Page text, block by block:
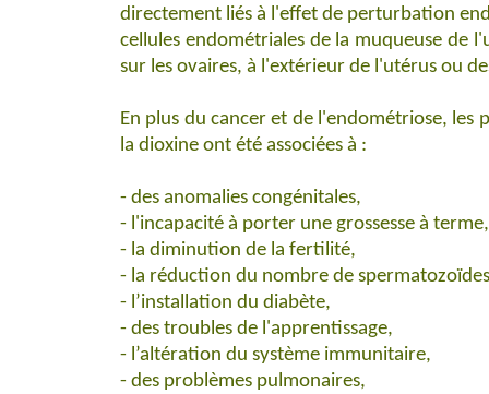
directement liés à l'effet de perturbation
cellules endométriales de la muqueuse de
sur les ovaires, à l'extérieur de l'utérus ou
En plus du cancer et de l'endométriose, les
la dioxine ont été associées à :
- des anomalies congénitales,
- l'incapacité à porter une grossesse à terme,
- la diminution de la fertilité,
- la réduction du nombre de
- l’installation du diabète,
- des troubles de l'apprentissage,
- l’altération du système immunitaire,
- des problèmes pulmonaires,